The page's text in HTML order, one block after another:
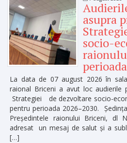
asupra
socio-
La data de 07 august 2026 în
raional Briceni a avut loc audierile
Strategiei de dezvoltare socio-
pentru perioada 2026–2030.
Președintele raionului Briceni, dl
adresat un mesaj de salut și a
[…]